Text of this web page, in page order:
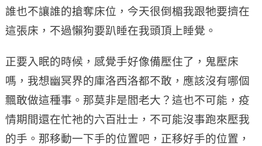
誰也不讓誰的搶奪床位，今天很倒楣我跟牠要擠在
這張床，不過懶狗要趴睡在我頭頂上睡覺。
正要入眠的時候，感覺手好像備壓住了，鬼壓床
嗎，我想幽冥界的庫洛西洛都不敢，應該沒有哪個
飄敢做這種事。那莫非是閻老大？這也不可能，疫
情期間還在忙祂的六百壯士，不可能沒事跑來壓我
的手。那移動一下手的位置吧，正移好手的位置，